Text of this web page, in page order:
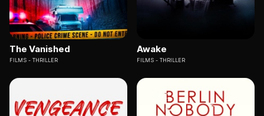
The Vanished
FILMS THRILLER
Awake
FILMS THRILLER